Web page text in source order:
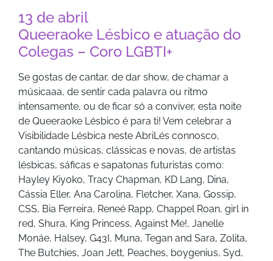
13 de abril
Queeraoke Lésbico e atuação do
Colegas – Coro LGBTI+
Se gostas de cantar, de dar show, de chamar a
músicaaa, de sentir cada palavra ou ritmo
intensamente, ou de ficar só a conviver, esta noite
de Queeraoke Lésbico é para ti! Vem celebrar a
Visibilidade Lésbica neste AbriLés connosco,
cantando músicas, clássicas e novas, de artistas
lésbicas, sáficas e sapatonas futuristas como:
Hayley Kiyoko, Tracy Chapman, KD Lang, Dina,
Cássia Eller, Ana Carolina, Fletcher, Xana, Gossip,
CSS, Bia Ferreira, Reneé Rapp, Chappel Roan, girl in
red, Shura, King Princess, Against Me!, Janelle
Monáe, Halsey, G43I, Muna, Tegan and Sara, Zolita,
The Butchies, Joan Jett, Peaches, boygenius, Syd,